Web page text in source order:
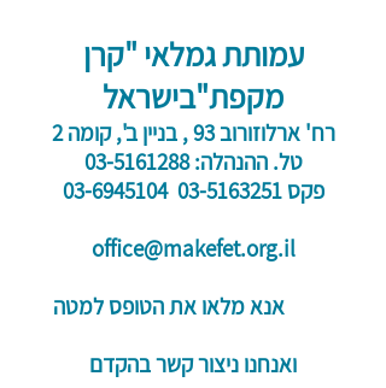
עמותת גמלאי "קרן
מקפת"בישראל
רח' ארלוזורוב 93 , בניין ב', קומה 2
טל. ההנהלה:03-5161288
פקס03-5163251
03-6945104
office@makefet.org.il
אנא מלאו את הטופס למטה
ואנחנו ניצור קשר בהקדם​